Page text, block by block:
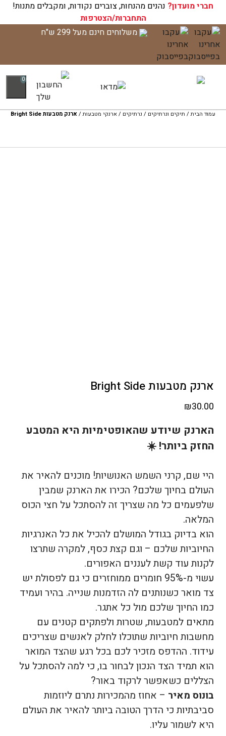
חברי מועדון? נהנים מהנחות, צוברים נקודות, ומקבלים מתנות!
התחברות/הצטרפות
דלג
לתוכן
משלוחים חינם מעל 299 ש"ח
0
עגלת הקניות שלך ריקה כעת!
עמוד הבית/ תיקים ונרתיקים / נרתיקים /ארנקי מטבעות/ ארנק מטבעות Bright Side
ארנק מטבעות Bright Side
₪30.00
הארנק שיודע שהאופטימיות היא המטבע
החזק ביותר! ☀️
היי שם, קרני השמש האנושיות! מוכנים להאיר את
העולם בחיוך שלכם? הכירו את הארנק שמבין
שלפעמים כל מה שצריך זה להסתכל על חצי הכוס
המלאה.
הוא בדיוק בגודל המושלם להכיל את כל האנרגיות
החיוביות שלכם – וגם קצת כסף, למקרה שתרצו
לקנות עוד קשת לעננים האפורים.
עשוי מ-95% חומרים ממוחזרים כי גם לפסולת יש
צד מואר כשנותנים לה הזדמנות שנייה. בהיר ועמיד
כמו החיוך שלכם מול כל אתגר.
מתאים למטבעות, שטרות ולפתקים קטנים עם
מחשבות חיוביות שתוכלו לחלק לאנשים שצריכים
עידוד. ההדפס מזכיר לכם בכל רגע שהצד המואר
הוא תמיד הצד הנכון לבחור בו, כי למה להסתכל על
הצללים כשאפשר לרקוד באור?
בונוס מאיר – אחוז מהמכירות נתרם ליוזמות
סביבתיות כי הדרך הטובה ביותר להאיר את העולם
היא לשמור עליו.